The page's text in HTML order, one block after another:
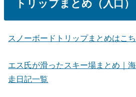
トリップまとめ（入口）
スノーボードトリップまとめはこ
エス氏が滑ったスキー場まとめ｜
走日記一覧